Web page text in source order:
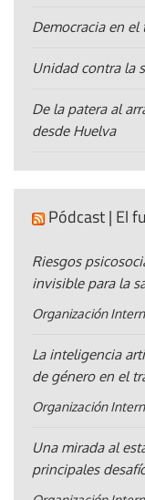
Democracia en el
Unidad contra la
De la patera al
desde Huelva
Pódcast | El
Riesgos
invisible para la
Organización
La inteligencia
de género en el
Organización
Una mirada al
principales